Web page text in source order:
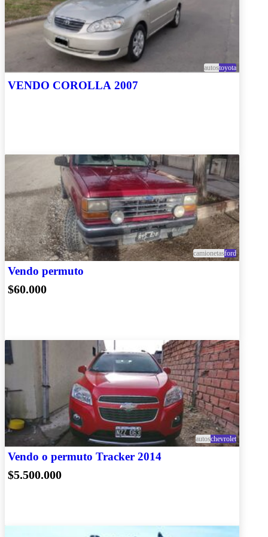
autostoyota
VENDO COROLLA 2007
camionetasford
Vendo permuto
$60.000
autoschevrolet
Vendo o permuto Tracker 2014
$5.500.000